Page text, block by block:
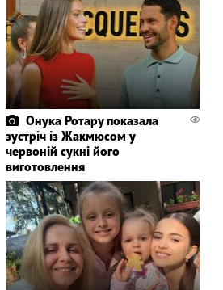
Онука Ротару показала
зустріч із Жакмюсом у
червоній сукні його
виготовлення